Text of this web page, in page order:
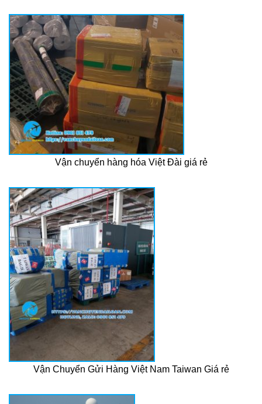
Vận chuyển hàng hóa Việt Đài giá rẻ
Vận Chuyển Gửi Hàng Việt Nam Taiwan Giá rẻ